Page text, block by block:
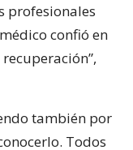
profesionales
confió en
también por
Todos